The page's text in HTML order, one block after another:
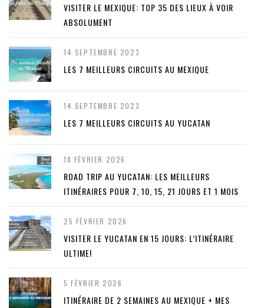
VISITER LE MEXIQUE: TOP 35 DES LIEUX À VOIR
ABSOLUMENT
14 SEPTEMBRE 2023
LES 7 MEILLEURS CIRCUITS AU MEXIQUE
14 SEPTEMBRE 2023
LES 7 MEILLEURS CIRCUITS AU YUCATAN
18 FÉVRIER 2026
ROAD TRIP AU YUCATAN: LES MEILLEURS
ITINÉRAIRES POUR 7, 10, 15, 21 JOURS ET 1 MOIS
25 FÉVRIER 2026
VISITER LE YUCATAN EN 15 JOURS: L’ITINÉRAIRE
ULTIME!
5 FÉVRIER 2026
ITINÉRAIRE DE 2 SEMAINES AU MEXIQUE + MES